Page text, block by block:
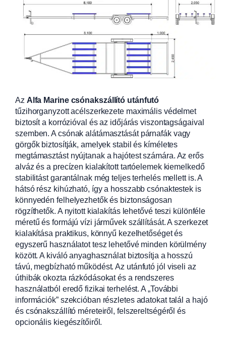
Az Alfa Marine csónakszállító utánfutó
tűzihorganyzott acélszerkezete maximális védelmet
biztosít a korrózióval és az időjárás viszontagságaival
szemben. A csónak alátámasztását párnafák vagy
görgők biztosítják, amelyek stabil és kíméletes
megtámasztást nyújtanak a hajótest számára. Az erős
alváz és a precízen kialakított tartóelemek kiemelkedő
stabilitást garantálnak még teljes terhelés mellett is. A
hátsó rész kihúzható, így a hosszabb csónaktestek is
könnyedén felhelyezhetők és biztonságosan
rögzíthetők. A nyitott kialakítás lehetővé teszi különféle
méretű és formájú vízi járművek szállítását. A szerkezet
kialakítása praktikus, könnyű kezelhetőséget és
egyszerű használatot tesz lehetővé minden körülmény
között. A kiváló anyaghasználat biztosítja a hosszú
távú, megbízható működést. Az utánfutó jól viseli az
úthibák okozta rázkódásokat és a rendszeres
használatból eredő fizikai terhelést. A „További
információk” szekcióban részletes adatokat talál a hajó
és csónakszállító méreteiről, felszereltségéről és
opcionális kiegészítőiről.